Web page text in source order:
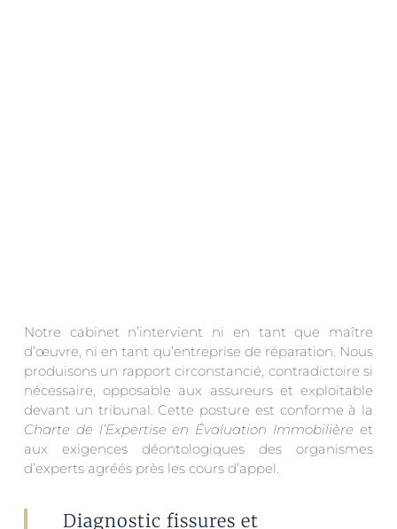
Notre cabinet n’intervient ni en tant que maître
d’œuvre, ni en tant qu’entreprise de réparation. Nous
produisons un rapport circonstancié, contradictoire si
nécessaire, opposable aux assureurs et exploitable
devant un tribunal. Cette posture est conforme à la
Charte de l’Expertise en Évaluation Immobilière et
aux exigences déontologiques des organismes
d’experts agréés près les cours d’appel.
Diagnostic fissures et